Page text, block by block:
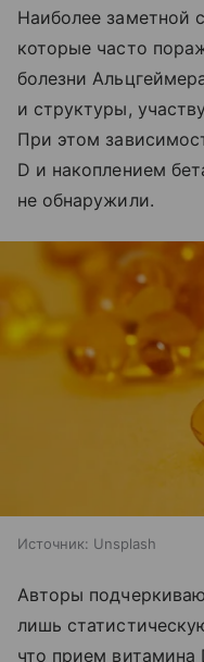
Наиболее заметной
которые часто
болезни
и структуры,
При этом
D и накоплением
не обнаружили.
Источник: Unsplash
Авторы
лишь
что прием витамина